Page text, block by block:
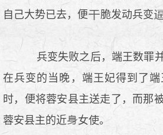
自己大势已去，便
脆发动兵变
兵变失败之后，端王数罪
在兵变的当晚，端王妃得到了
时，便将蓉安县主送走了，而那
蓉安县主的近
女使。